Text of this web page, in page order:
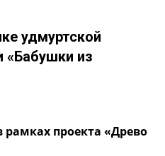
удмуртской
«Бабушки из
проекта «Древо